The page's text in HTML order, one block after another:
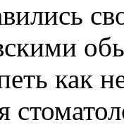
как